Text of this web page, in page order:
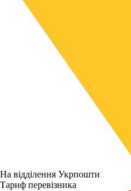
На відділення Укрпошти
Тариф перевізника